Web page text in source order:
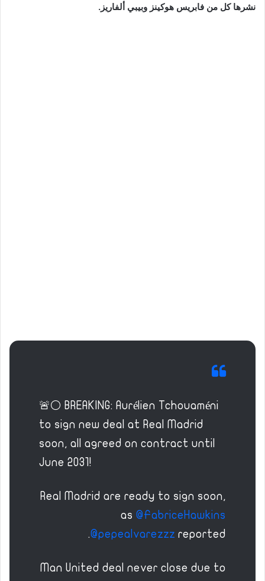
نشرها كل من فابريس هوكينز وبيبي ألفاريز.
🚨⚪️ BREAKING: Aurélien Tchouaméni
to sign new deal at Real Madrid
soon, all agreed on contract until
June 2031!
Real Madrid are ready to sign soon,
as @FabriceHawkins
@pepealvarezzz reported.
Man United deal never close due to